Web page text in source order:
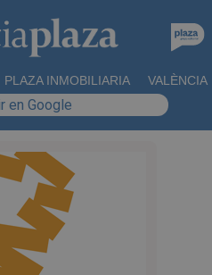
PLAZA INMOBILIARIA VALÈNCIA
en Google